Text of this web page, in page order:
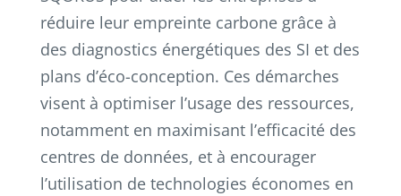
réduire leur empreinte carbone grâce à
des diagnostics énergétiques des SI et des
plans d’éco-conception. Ces démarches
visent à optimiser l’usage des ressources,
notamment en maximisant l’efficacité des
centres de données, et à encourager
l’utilisation de technologies économes en